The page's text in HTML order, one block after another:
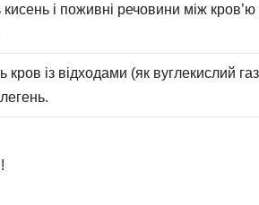
і поживні речовини між кров’ю
кров із відходами (як вуглекислий